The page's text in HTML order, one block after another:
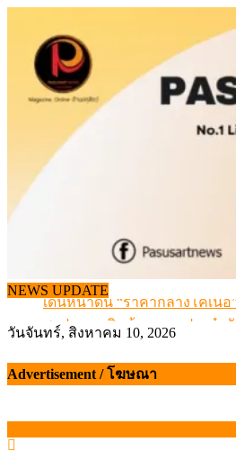
content
NEWS UPDATE
เดินหน้าดัน “ราคากลางโคเนื้
สรุปภาวะ สินค้าเกษตรประจำ
เมื่อเกษตรกรถูกมองเป็นผู้ร้าย
ข้อมูลราคา สุกรมีชีวิตหน้าฟาร์
สรุปภาวะ สินค้าเกษตรประจำ
วันจันทร์, สิงหาคม 10, 2026
Advertisement / โฆษณา